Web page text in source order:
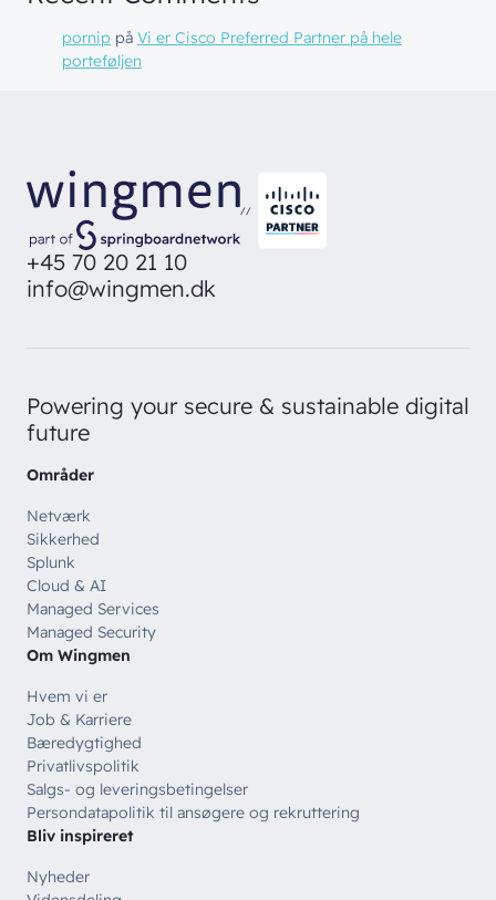
pornip på Vi er Cisco Preferred Partner på hele
porteføljen
//
+45 70 20 21 10
info@wingmen.dk
Powering your secure & sustainable digital
future
Områder
Netværk
Sikkerhed
Splunk
Cloud & AI
Managed Services
Managed Security
Om Wingmen
Hvem vi er
Job & Karriere
Bæredygtighed
Privatlivspolitik
Salgs- og leveringsbetingelser
Persondatapolitik til ansøgere og rekruttering
Bliv inspireret
Nyheder